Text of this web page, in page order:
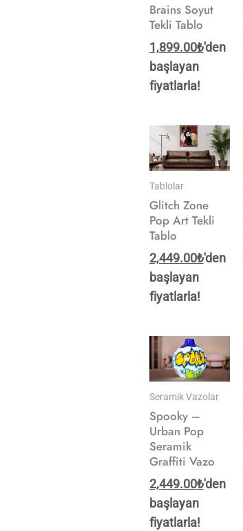
Brains Soyut
Tekli Tablo
1,899.00₺'den
başlayan
fiyatlarla!
Tablolar
Glitch Zone
Pop Art Tekli
Tablo
2,449.00₺'den
başlayan
fiyatlarla!
Seramik Vazolar
Spooky –
Urban Pop
Seramik
Graffiti Vazo
2,449.00₺'den
başlayan
fiyatlarla!